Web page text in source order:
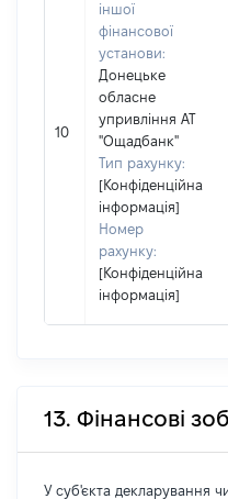
10
іншої
фінансової
установи:
Донецьке
обласне
упривління АТ
"Ощадбанк"
Тип рахунку:
[Конфіденційна
інформація]
Номер
рахунку:
[Конфіденційна
інформація]
13. Фінансові
У суб'єкта декларування чи